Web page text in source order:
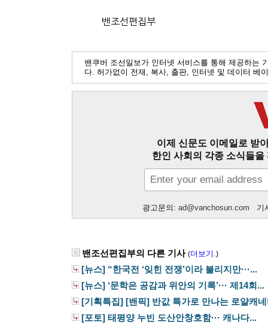
밴조선편집부
밴쿠버 조선일보가 인터넷 서비스를 통해 제공하는
다. 허가없이 전재, 복사, 출판, 인터넷 및 데이터 베
이제 신문도 이메일로 받
한인 사회의 각종 소식들
광고문의: ad@vanchosun.com 기
밴조선편집부의 다른 기사 (더보기.)
[뉴스] “한국전 ‘잊힌 전쟁’이라 불리지만···...
[뉴스] ‘문학은 공감과 위안의 기록’··· 제14회...
[기획특집] [밴픽] 반값 특가로 만나는 로얄캐
[포토] 태평양 누빈 도산안창호함··· 캐나다...